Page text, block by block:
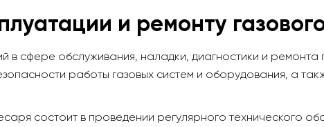
и ремонту
сфере обслуживания, наладки, диагностики и ремонта
работы газовых систем и оборудования, а
состоит в проведении регулярного технического